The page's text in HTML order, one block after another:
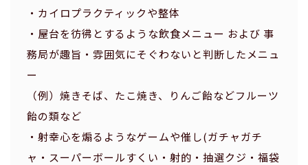
・カイロプラクティックや整体
・屋台を彷彿とするような飲食メニュー および 事
務局が趣旨・雰囲気にそぐわないと判断したメニュ
ー
（例）焼きそば、たこ焼き、りんご飴などフルーツ
飴の類など
・射幸心を煽るようなゲームや催し(ガチャガチ
ャ・スーパーボールすくい・射的・抽選クジ・福袋